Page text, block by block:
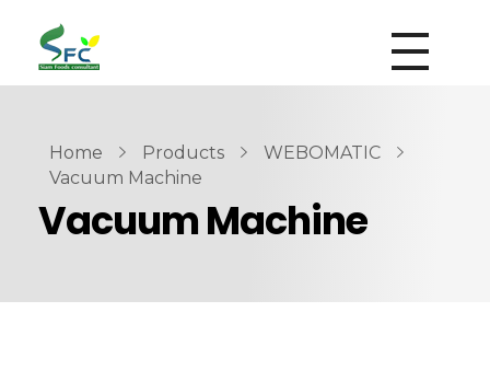
siamfoodsconsultant.com
Food Technology
Home Products
WEBOMATIC
Vacuum Machine
Vacuum Machine